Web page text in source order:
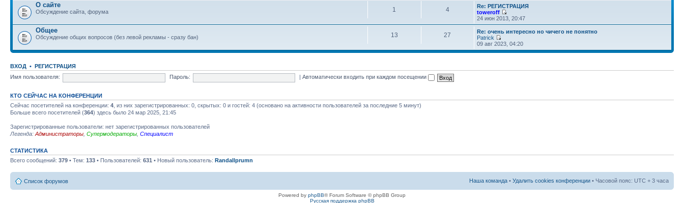
О сайте
Обсуждение сайта, форума 1 4
Re: РЕГИСТРАЦИЯ
toweroff
24 июн 2013, 20:47
Общее
Обсуждение общих вопросов (без левой рекламы - сразу бан) 13 27
Re: очень интересно но чичего не понятно
Patrick
09 авг 2023, 04:20
ВХОД • РЕГИСТРАЦИЯ
Имя пользователя:
Пароль: |Автоматически входить при каждом посещении
КТО СЕЙЧАС НА КОНФЕРЕНЦИИ
Сейчас посетителей на конференции: 4 , из них зарегистрированных: 0, скрытых: 0 и гостей: 4 (основано на активности пользователей за последние 5 минут)
Больше всего посетителей (364) здесь было 24 мар 2025, 21:45
Зарегистрированные пользователи: нет зарегистрированных пользователей
Легенда: Администраторы Супермодераторы Специалист
СТАТИСТИКА
Всего сообщений: 379 • Тем: 133 • Пользователей: 631 • Новый пользователь: Randallprumn
Список форумов Наша команда • Удалить cookies конференции • Часовой пояс: UTC + 3 часа
Powered by phpBB® Forum Software © phpBB Group
Русская поддержка phpBB